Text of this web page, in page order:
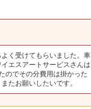
く受けてもらいました。車
エスアートサービスさんは
のでその分費用は掛かった
お願いしたいです。